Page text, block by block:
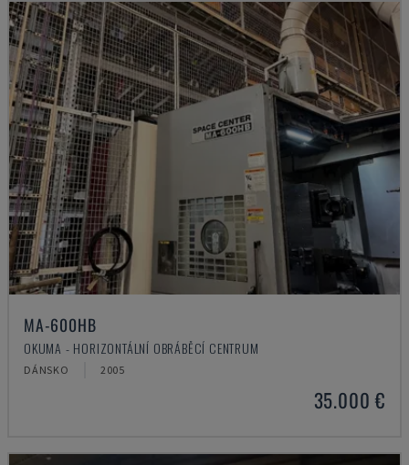
MA-600HB
OKUMA - HORIZONTÁLNÍ OBRÁBĚCÍ CENTRUM
DÁNSKO 2005
35.000 €